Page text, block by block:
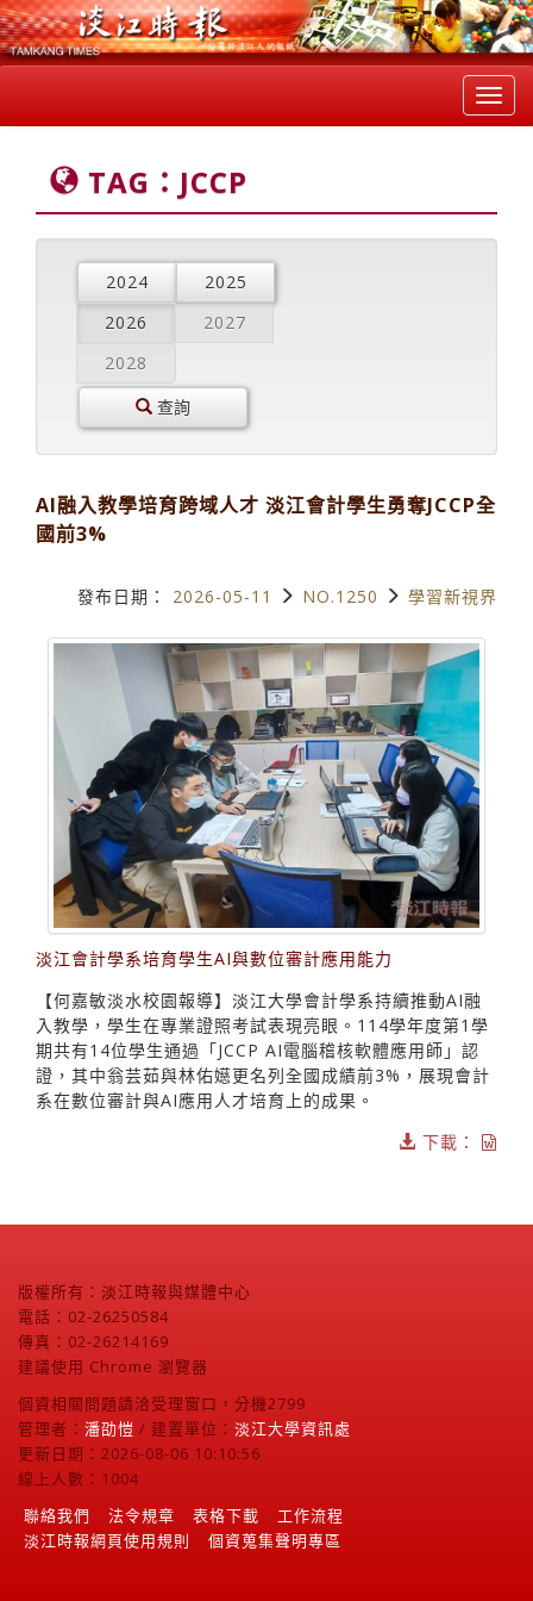
TAG：JCCP
2024
2025
2026
2027
2028
查詢
AI融入教學培育跨域人才 淡江會計學生勇奪JCCP全
國前3%
發布日期： 2026-05-11 NO.1250 學習新視界
淡江會計學系培育學生AI與數位審計應用能力
【何嘉敏淡水校園報導】淡江大學會計學系持續推動AI融
入教學，學生在專業證照考試表現亮眼。114學年度第1學
期共有14位學生通過「JCCP AI電腦稽核軟體應用師」認
證，其中翁芸茹與林佑嬨更名列全國成績前3%，展現會計
系在數位審計與AI應用人才培育上的成果。
下載：
版權所有：淡江時報與媒體中心
電話：02-26250584
傳真：02-26214169
建議使用 Chrome 瀏覽器
個資相關問題請洽受理窗口，分機2799
管理者： 潘劭愷 / 建置單位： 淡江大學資訊處
更新日期：2026-08-06 10:10:56
線上人數：1004
聯絡我們
法令規章 表格下載
工作流程
淡江時報網頁使用規則
個資蒐集聲明專區